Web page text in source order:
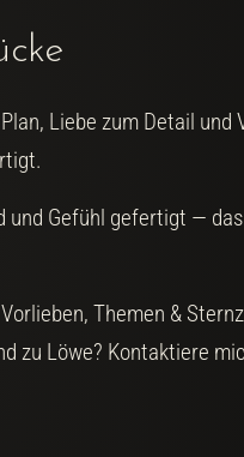
Liebe zum Detail und
und Gefühl gefertigt —
Themen &
zu Löwe? Kontaktiere